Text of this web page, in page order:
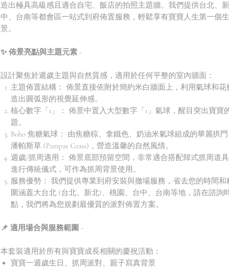
造出極具高級感且適合自宅、飯店的拍照主題牆。我們提供台北、
中、台南等都會區一站式到府佈置服務，輕鬆享有寶寶人生第一個
景。
✨ 佈景亮點與主題元素 -
設計聚焦於週歲主題與自然質感，適用於任何平整的室內牆面：
主題佈置結構： 佈景直接依附於簡約米白牆面上，利用氣球和花
造出圓弧形的視覺延伸感。
核心數字「1」： 佈景中置入大型數字「1」氣球，醒目突出寶寶
題。
Boho 焦糖氣球： 由焦糖棕、拿鐵色、奶油米氣球組成的華麗拱
潘帕斯草 (Pampas Grass)，營造溫馨的自然風情。
週歲/抓周適用： 佈景底部預留空間，非常適合搭配韓式抓周道具
進行傳統儀式，可作為抓周背景使用。
服務優勢： 我們提供專業到府安裝與撤場服務，省去您的時間和
圍涵蓋大台北 (台北、新北)、桃園、台中、台南等地，請在諮詢
點，我們將為您規劃最優質的派對佈置方案。
📌 適用場合與服務範圍 -
本套裝適用於所有與寶寶成長相關的慶祝活動：
寶寶一週歲生日、抓周派對、親子寫真背景